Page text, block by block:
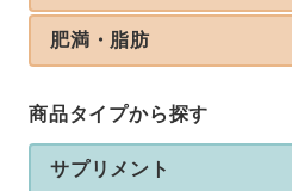
肥満・脂肪
商品タイプから探す
サプリメント